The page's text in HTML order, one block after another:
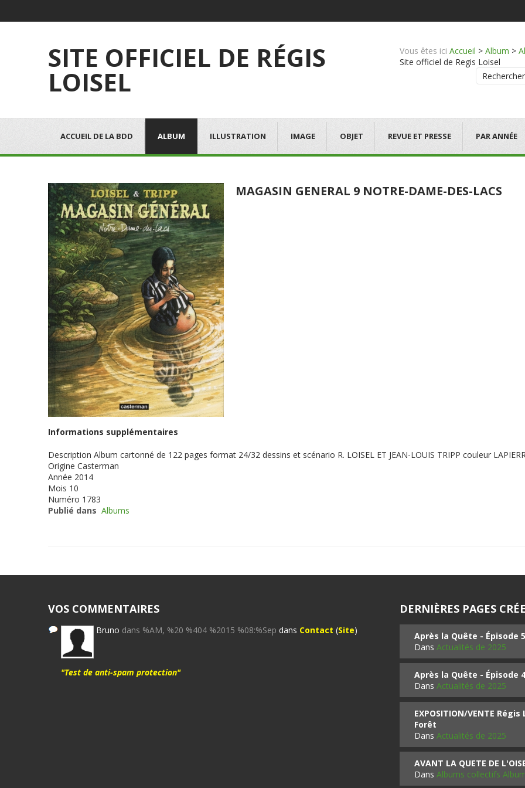
SITE OFFICIEL DE RÉGIS
LOISEL
Vous êtes ici Accueil > Album >
Site officiel de Regis Loisel
Rechercher
ACCUEIL DE LA BDD ALBUM ILLUSTRATION IMAGE OBJET REVUE ET PRESSE PAR ANNÉE
MAGASIN GENERAL 9 NOTRE-DAME-DES-LACS
Informations supplémentaires
Description Album cartonné de 122 pages format 24/32 dessins et scénario R. LOISEL ET JEAN-LOUIS TRIPP couleur
Origine Casterman
Année 2014
Mois 10
Numéro 1783
Publié dans Albums
VOS COMMENTAIRES
Bruno dans %AM, %20 %404 %2015 %08:%Sep dans Contact (Site)
"Test de anti-spam protection"
DERNIÈRES PAGES
Après la Quête - Épisode 5
Dans Actualités de 2025
Après la Quête - Épisode 4
Dans Actualités de 2025
EXPOSITION/VENTE
Forêt
Dans Actualités de 2025
AVANT LA QUETE DE
Dans Albums collectifs